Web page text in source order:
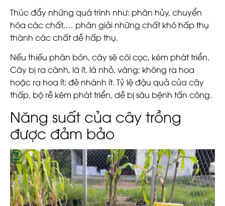
Thúc đẩy những quá trình như: phân hủy, chuyển
hóa các chất,… phân giải những chất khó hấp thụ
thành các chất dễ hấp thụ.
Nếu thiếu phân bón, cây sẽ còi cọc, kém phát triển.
Cây bị ra cành, lá ít, lá nhỏ, vàng; không ra hoa
hoặc ra hoa ít; đẻ nhánh ít. Tỷ lệ đậu quả của cây
thấp, bộ rễ kém phát triển, dễ bị sâu bệnh tấn công.
Năng suất của cây trồng
được đảm bảo